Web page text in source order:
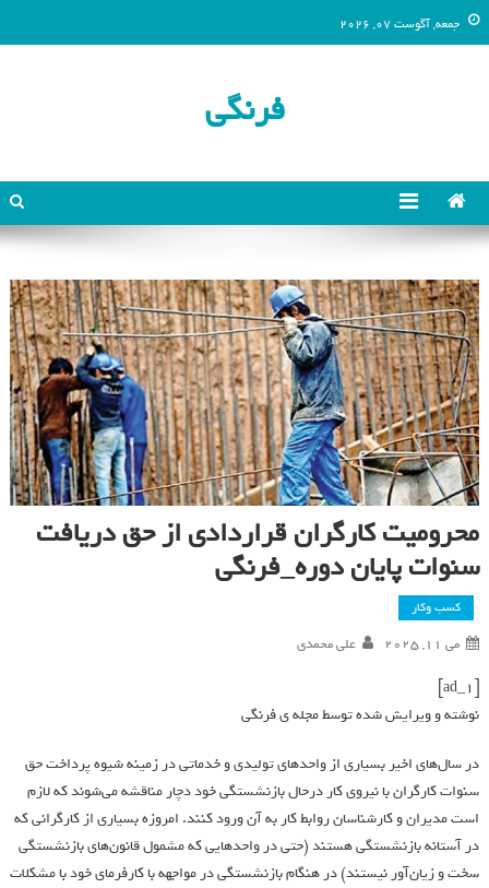
جمعه, آگوست 07, 2026
فرنگی
محروميت كارگران قراردادي از حق دريافت
سنوات پايان دوره_فرنگی
کسب وکار
می 11, 2025 علی محمدی
نوشته و ویرایش شده توسط مجله ی فرنگی
در سال‌هاي اخير بسياري از واحدهاي توليدي و خدماتي در زمينه شيوه پرداخت حق
سنوات كارگران با نيروي كار درحال بازنشستگي خود دچار مناقشه مي‌شوند كه لازم
است مديران و كارشناسان روابط كار به آن ورود كنند. امروزه بسياري از كارگراني كه
در آستانه بازنشستگي هستند (حتي در واحدهايي كه مشمول قانون‌هاي بازنشستگي
سخت و زيان‌آور نيستند) در هنگام بازنشستگي در مواجهه با كارفرماي خود با مشكلات